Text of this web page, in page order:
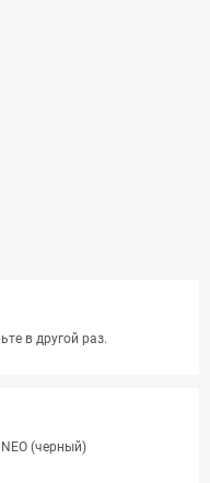
в другой раз.
(черный)